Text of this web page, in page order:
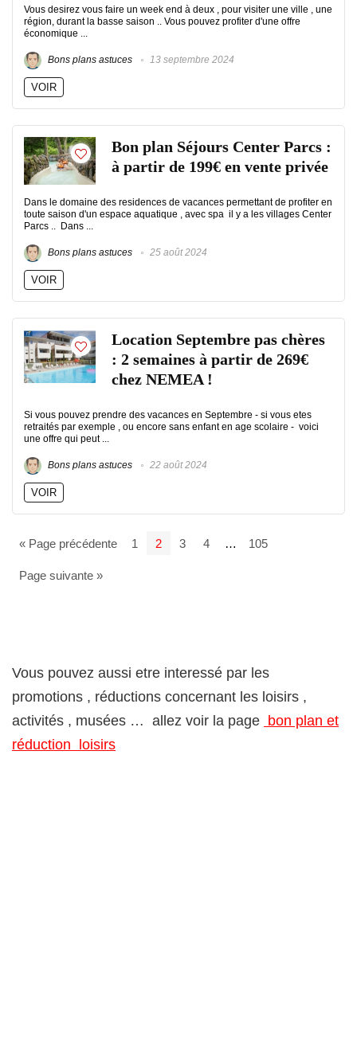
Vous desirez vous faire un week end à deux , pour visiter une ville , une
région, durant la basse saison .. Vous pouvez profiter d'une offre
économique ...
Bons plans astuces 13 septembre 2024
VOIR
Bon plan Séjours Center Parcs :
à partir de 199€ en vente privée
Dans le domaine des residences de vacances permettant de profiter en
toute saison d'un espace aquatique , avec spa il y a les villages Center
Parcs .. Dans ...
Bons plans astuces 25 août 2024
VOIR
Location Septembre pas chères
: 2 semaines à partir de 269€
chez NEMEA !
Si vous pouvez prendre des vacances en Septembre - si vous etes
retraités par exemple , ou encore sans enfant en age scolaire - voici
une offre qui peut ...
Bons plans astuces 22 août 2024
VOIR
« Page précédente 1 2 3 4 … 105
Page suivante »
Vous pouvez aussi etre interessé par les
promotions , réductions concernant les loisirs ,
activités , musées … allez voir la page bon plan et
réduction loisirs